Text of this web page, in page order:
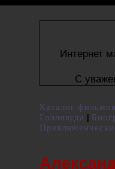
Интернет
С
Каталог
Голливуда